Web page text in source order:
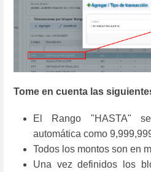
Tome en cuenta las
El Rango "HASTA"
automática como
Todos los montos son en
Una vez definidos los